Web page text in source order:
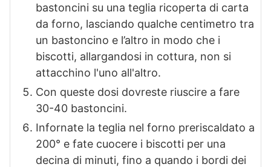
bastoncini su una teglia ricoperta di carta
da forno, lasciando qualche centimetro tra
un bastoncino e l’altro in modo che i
biscotti, allargandosi in cottura, non si
attacchino l'uno all'altro.
Con queste dosi dovreste riuscire a fare
30-40 bastoncini.
Infornate la teglia nel forno preriscaldato a
200° e fate cuocere i biscotti per una
decina di minuti, fino a quando i bordi dei